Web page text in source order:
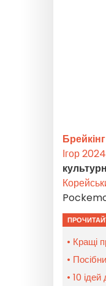
Брейкінг
Ігор
Кращі
10